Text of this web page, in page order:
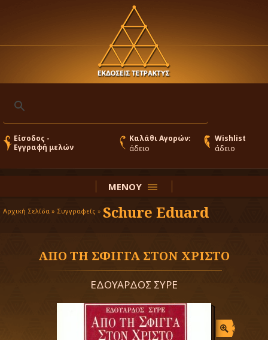
Είσοδος -
Εγγραφή μελών
Καλάθι Αγορών:
άδειο
Wishlist
άδειο
ΜΕΝΟΥ
Αρχική Σελίδα » Συγγραφείς » Schure Eduard
ΑΠΟ ΤΗ ΣΦΙΓΓΑ ΣΤΟΝ ΧΡΙΣΤΟ
ΕΔΟΥΑΡΔΟΣ ΣΥΡΕ